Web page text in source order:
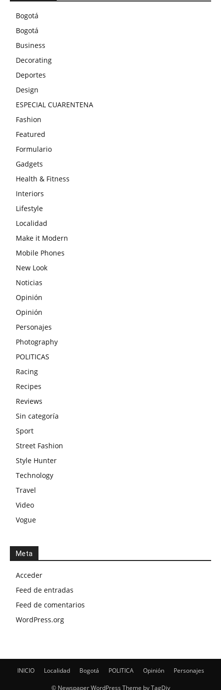
Bogotá
Bogotá
Business
Decorating
Deportes
Design
ESPECIAL CUARENTENA
Fashion
Featured
Formulario
Gadgets
Health & Fitness
Interiors
Lifestyle
Localidad
Make it Modern
Mobile Phones
New Look
Noticias
Opinión
Opinión
Personajes
Photography
POLITICAS
Racing
Recipes
Reviews
Sin categoría
Sport
Street Fashion
Style Hunter
Technology
Travel
Video
Vogue
Meta
Acceder
Feed de entradas
Feed de comentarios
WordPress.org
INICIO Localidad Bogotá POLITICA Opinión Personajes
© Newspaper WordPress Theme by TagDiv